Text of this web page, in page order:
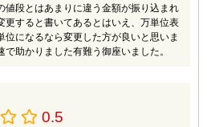
値段とはあまりに違う金額が振り込まれ
更すると書いてあるとはいえ、万単位表
位になるなら変更した方が良いと思いま
で助かりました有難う御座いました。
0.5